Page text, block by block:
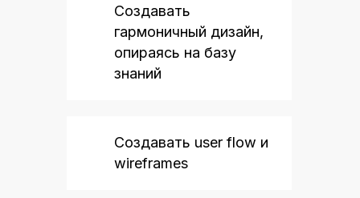
Создавать
гармоничный дизайн,
опираясь на базу
знаний
Создавать user flow и
wireframes